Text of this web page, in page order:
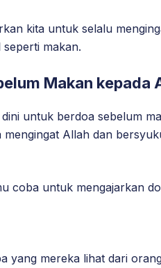
kita untuk selalu
makan.
Makan kepada
untuk berdoa sebelum
Allah dan
coba untuk mengajarkan
yang mereka lihat dari